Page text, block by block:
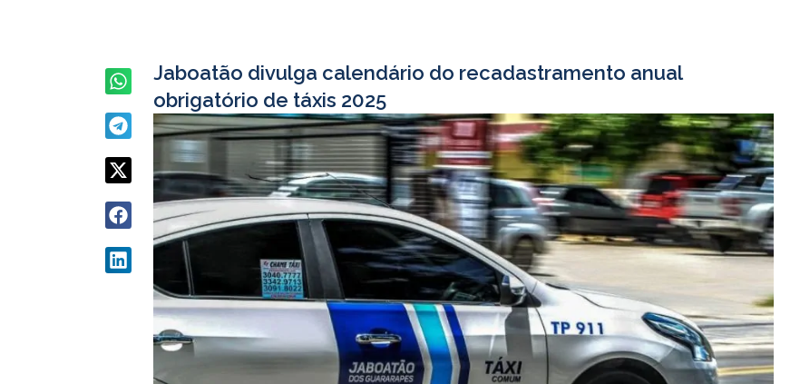
Jaboatão divulga calendário do recadastramento anual
obrigatório de táxis 2025